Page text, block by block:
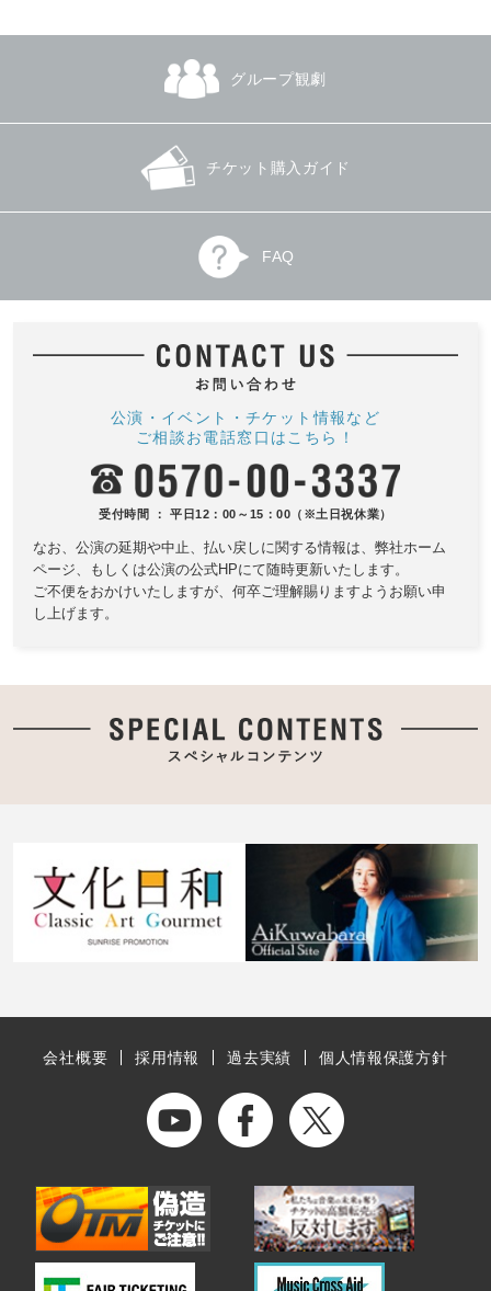
グループ観劇
チケット購入ガイド
FAQ
公演・イベント・チケット情報など
ご相談お電話窓口はこちら！
受付時間 ： 平日12：00～15：00（※土日祝休業）
なお、公演の延期や中止、払い戻しに関する情報は、 弊社ホーム
ページ、もしくは公演の公式HPにて随時更新いたします。
ご不便をおかけいたしますが、何卒ご理解賜りますようお願い申
し上げます。
会社概要 採用情報 過去実績 個人情報保護方針